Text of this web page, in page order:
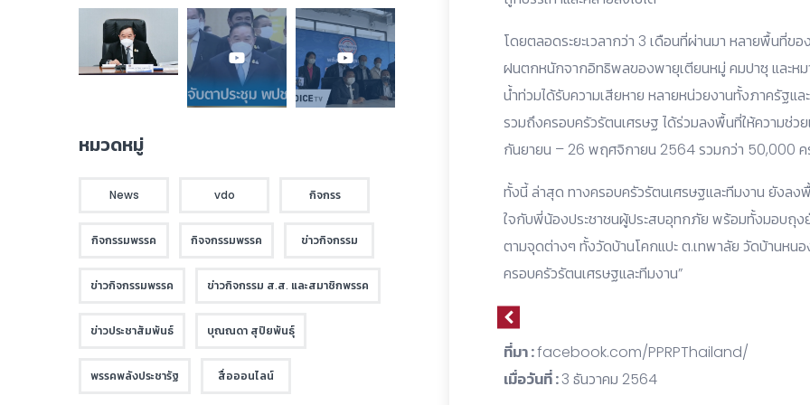
โดยตลอดระยะเวลากว่า 3 เดือนที่ผ่านมา หลายพื้นที่ขอ
ฝนตกหนักจากอิทธิพลของพายุเตียนหมู่ คมปาซุ และหม
น้ำท่วมได้รับความเสียหาย หลายหน่วยงานทั้งภาครัฐแ
รวมถึงครอบครัวรัตนเศรษฐ ได้ร่วมลงพื้นที่ให้ความช่
กันยายน – 26 พฤศจิกายน 2564 รวมกว่า 50,000 ค
ทั้งนี้ ล่าสุด ทางครอบครัวรัตนเศรษฐและทีมงาน ยังล
ใจกับพี่น้องประชาชนผู้ประสบอุทกภัย พร้อมทั้งมอบถุง
ตามจุดต่างๆ ทั้งวัดบ้านโคกแปะ ต.เทพาลัย วัดบ้านหน
ครอบครัวรัตนเศรษฐและทีมงาน”
ที่มา :facebook.com/PPRPThailand/
เมื่อวันที่ :3 ธันวาคม 2564
หมวดหมู่
News vdo กิจกรร
กิจกรรมพรรค กิจจกรรมพรรค ข่าวกิจกรรม
ข่าวกิจกรรมพรรค ข่าวกิจกรรม ส.ส. และสมาชิกพรรค
ข่าวประชาสัมพันธ์ บุณณดา สุปิยพันธุ์
พรรคพลังประชารัฐ สื่อออนไลน์